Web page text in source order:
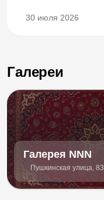
30 июля 2026
Галереи
Галерея NNN
Пушкинская улица, 83